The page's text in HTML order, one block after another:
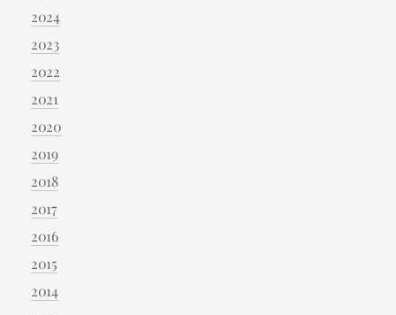
2024
2023
2022
2021
2020
2019
2018
2017
2016
2015
2014